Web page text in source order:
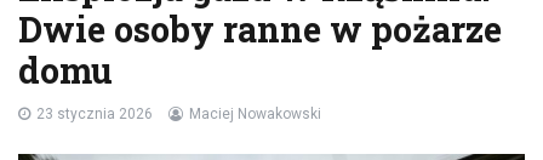
Dwie osoby ranne w pożarze
domu
23 stycznia 2026 Maciej Nowakowski